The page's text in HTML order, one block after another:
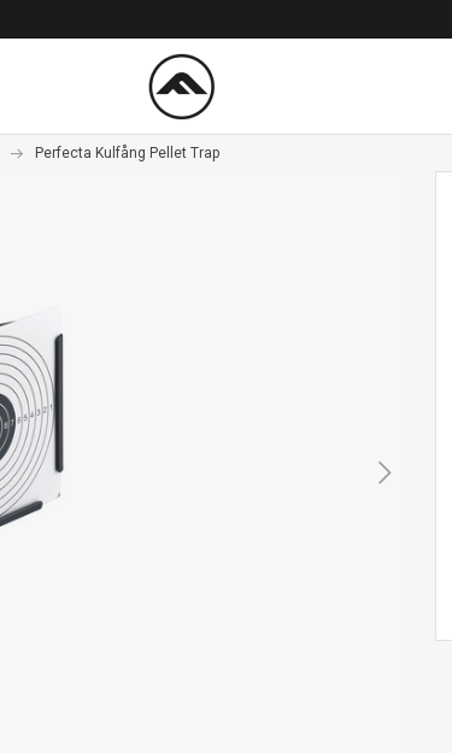
Perfecta Kulfång Pellet Trap